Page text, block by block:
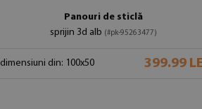
Panouri de sticlă
sprijin 3d alb (#pk-95263477)
dimensiuni din: 100x50 399.99